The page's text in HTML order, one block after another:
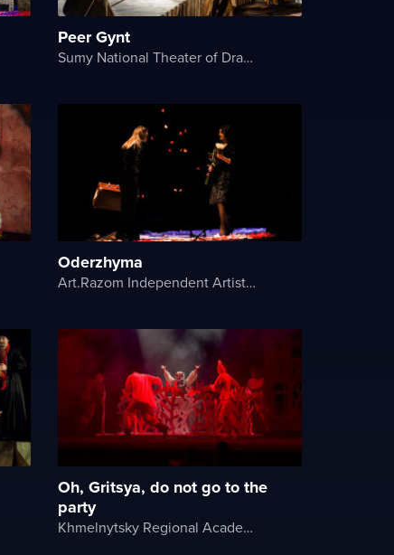
Peer Gynt
Sumy National Theater of Drama and Musical Comedy named after M. Shchepkin
Oderzhyma
Art.Razom Independent Artistic Association
Oh, Gritsya, do not go to the
party
Khmelnytsky Regional Academic Music and Drama Theater